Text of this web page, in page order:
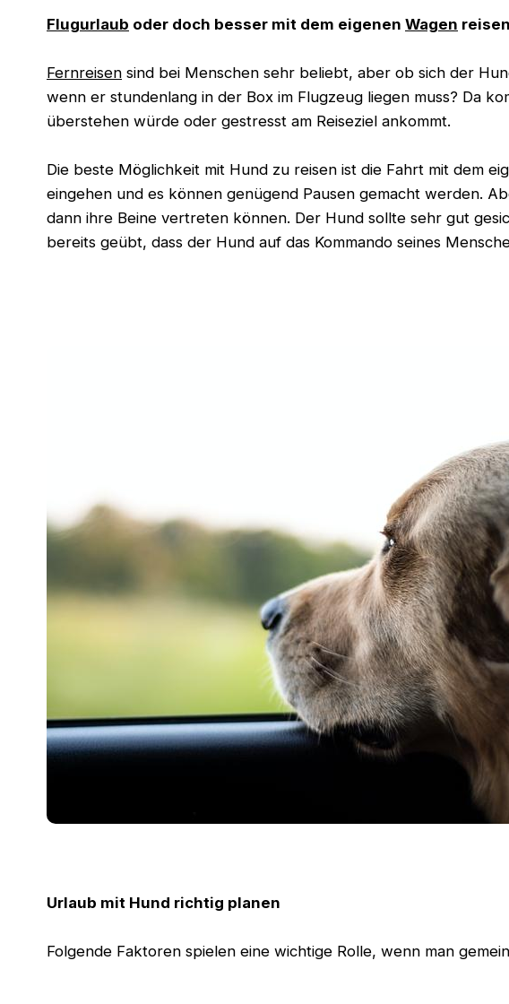
Flugurlaub oder doch besser mit dem eigenen Wagen
Fernreisen sind bei Menschen sehr beliebt, aber ob sich der
wenn er stundenlang in der Box im Flugzeug liegen muss? Da
überstehen würde oder gestresst am Reiseziel ankommt.
Die beste Möglichkeit mit Hund zu reisen ist die Fahrt mit dem
eingehen und es können genügend Pausen gemacht werden.
dann ihre Beine vertreten können. Der Hund sollte sehr gut
bereits geübt, dass der Hund auf das Kommando seines
Urlaub mit Hund richtig planen
Folgende Faktoren spielen eine wichtige Rolle, wenn man